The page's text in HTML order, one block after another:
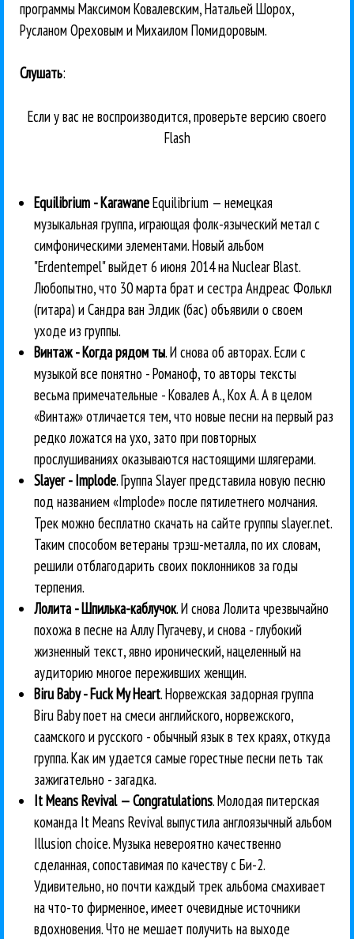
программы Максимом Ковалевским, Натальей Шорох,
Русланом Ореховым и Михаилом Помидоровым.
Слушать:
Если у вас не воспроизводится, проверьте версию своего
Flash
Equilibrium - KarawaneEquilibrium — немецкая
музыкальная группа, играющая фолк-языческий метал с
симфоническими элементами. Новый альбом
"Erdentempel" выйдет 6 июня 2014 на Nuclear Blast.
Любопытно, что 30 марта брат и сестра Андреас Фолькл
(гитара) и Сандра ван Элдик (бас) объявили о своем
уходе из группы.
Винтаж - Когда рядом ты. И снова об авторах. Если с
музыкой все понятно - Романоф, то авторы тексты
весьма примечательные - Ковалев А., Кох А. А в целом
«Винтаж» отличается тем, что новые песни на первый раз
редко ложатся на ухо, зато при повторных
прослушиваниях оказываются настоящими шлягерами.
Slayer - Implode. Группа Slayer представила новую песню
под названием «Implode» после пятилетнего молчания.
Трек можно бесплатно скачать на сайте группы slayer.net.
Таким способом ветераны трэш-металла, по их словам,
решили отблагодарить своих поклонников за годы
терпения.
Лолита - Шпилька-каблучок. И снова Лолита чрезвычайно
похожа в песне на Аллу Пугачеву, и снова - глубокий
жизненный текст, явно иронический, нацеленный на
аудиторию многое переживших женщин.
Biru Baby - Fuck My Heart. Норвежская задорная группа
Biru Baby поет на смеси английского, норвежского,
саамского и русского - обычный язык в тех краях, откуда
группа. Как им удается самые горестные песни петь так
зажигательно - загадка.
It Means Revival — Congratulations. Молодая питерская
команда It Means Revival выпустила англоязычный альбом
Illusion choice. Музыка невероятно качественно
сделанная, сопоставимая по качеству с Би-2.
Удивительно, но почти каждый трек альбома смахивает
на что-то фирменное, имеет очевидные источники
вдохновения. Что не мешает получить на выходе